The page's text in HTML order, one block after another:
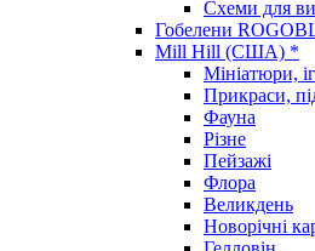
Схеми для
Гобелени
Mill Hill (США) *
Мініатюри,
Прикраси,
Фауна
Різне
Пейзажі
Флора
Великдень
Новорічні